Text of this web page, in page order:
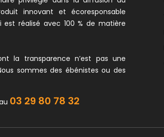
innovant et écoresponsable
est réalisé avec 100 % de matière
la transparence n’est pas une
sommes des ébénistes ou des
03 29 80 78 32